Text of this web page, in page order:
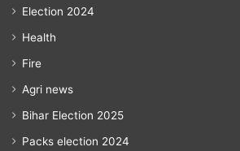
Election 2024
Health
Fire
Agri news
Bihar Election 2025
Packs election 2024